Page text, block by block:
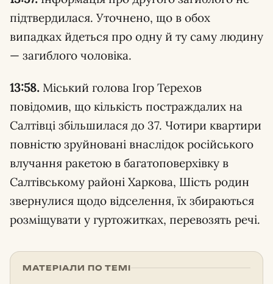
підтвердилася. Уточнено, що в обох
випадках йдеться про одну й ту саму людину
— загиблого чоловіка.
13:58. Міський голова Ігор Терехов
повідомив, що кількість постраждалих на
Салтівці збільшилася до 37. Чотири квартири
повністю зруйновані внаслідок російського
влучання ракетою в багатоповерхівку в
Салтівському районі Харкова, Шість родин
звернулися щодо відселення, їх збираються
розміщувати у гуртожитках, перевозять речі.
МАТЕРІАЛИ ПО ТЕМІ